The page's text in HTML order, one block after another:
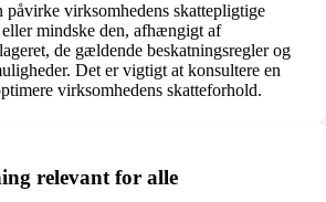
påvirke virksomhedens skattepligtige
mindske den, afhængigt af
de gældende beskatningsregler og
Det er vigtigt at konsultere en
virksomhedens skatteforhold.
relevant for alle